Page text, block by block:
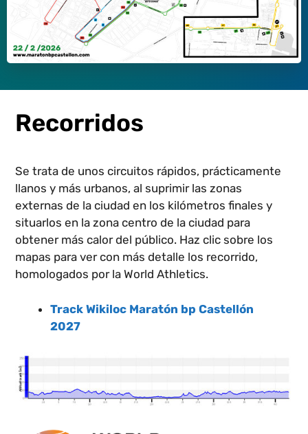
Recorridos
Se trata de unos circuitos rápidos, prácticamente
llanos y más urbanos, al suprimir las zonas
externas de la ciudad en los kilómetros finales y
situarlos en la zona centro de la ciudad para
obtener más calor del público. Haz clic sobre los
mapas para ver con más detalle los recorrido,
homologados por la World Athletics.
Track Wikiloc Maratón bp Castellón
2027